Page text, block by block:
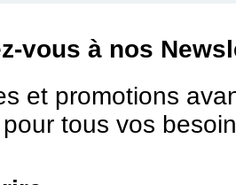
vous à nos
et promotions
tous vos